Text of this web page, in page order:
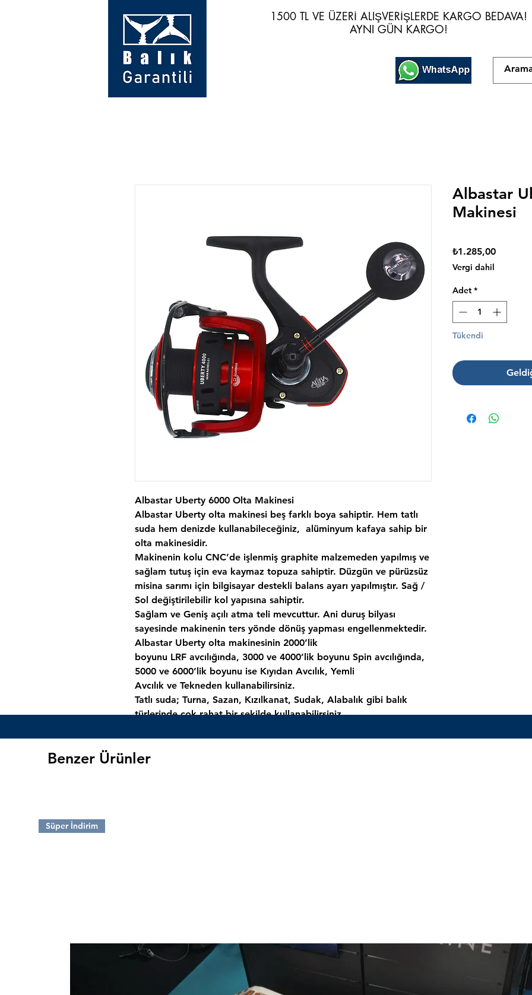
1500 TL VE ÜZERİ ALIŞVERİŞLERDE KARGO BEDAVA!
AYNI GÜN KARGO!
1500 TL VE ÜZERİ ALIŞVERİŞLERDE KARGO BEDAVA!
AYNI GÜN KARGO!
Albastar Uberty 6000 Olta Makinesi
Albastar Uberty olta makinesi beş farklı boya sahiptir. Hem tatlı
suda hem denizde kullanabileceğiniz, alüminyum kafaya sahip bir
olta makinesidir.
Makinenin kolu CNC’de işlenmiş graphite malzemeden yapılmış ve
sağlam tutuş için eva kaymaz topuza sahiptir. Düzgün ve pürüzsüz
misina sarımı için bilgisayar destekli balans ayarı yapılmıştır. Sağ /
Sol değiştirilebilir kol yapısına sahiptir.
Sağlam ve Geniş açılı atma teli mevcuttur. Ani duruş bilyası
sayesinde makinenin ters yönde dönüş yapması engellenmektedir.
Albastar Uberty olta makinesinin 2000’lik
boyunu LRF avcılığında, 3000 ve 4000’lik boyunu Spin avcılığında,
5000 ve 6000’lik boyunu ise Kıyıdan Avcılık, Yemli
Avcılık ve Tekneden kullanabilirsiniz.
Tatlı suda; Turna, Sazan, Kızılkanat, Sudak, Alabalık gibi balık
türlerinde çok rahat bir şekilde kullanabilirsiniz.
Kefalgibi balık türlerinde çok rahat bir şekilde kullanabilirsiniz.
Albastar
Makinesi
₺1.285,00Fiyat
Vergi dahil
Adet *
Tükendi
Benzer Ürünler
Süper İndirim